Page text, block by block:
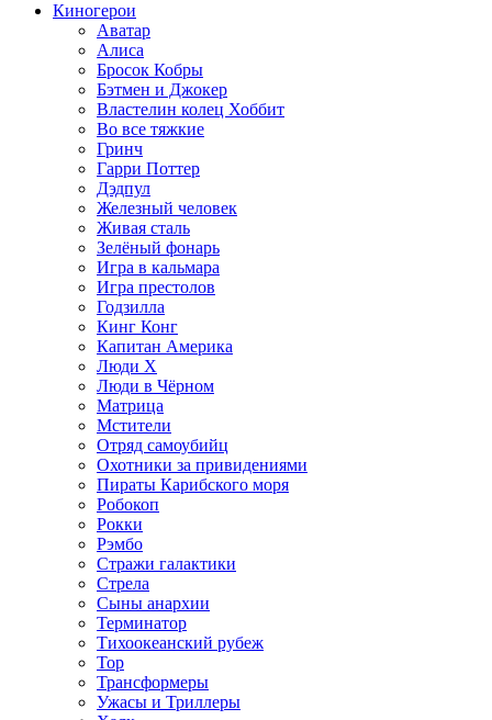
Киногерои
Аватар
Алиса
Бросок Кобры
Бэтмен и Джокер
Властелин колец Хоббит
Во все тяжкие
Гринч
Гарри Поттер
Дэдпул
Железный человек
Живая сталь
Зелёный фонарь
Игра в кальмара
Игра престолов
Годзилла
Кинг Конг
Капитан Америка
Люди X
Люди в Чёрном
Матрица
Мстители
Отряд самоубийц
Охотники за привидениями
Пираты Карибского моря
Робокоп
Рокки
Рэмбо
Стражи галактики
Стрела
Сыны анархии
Терминатор
Тихоокеанский рубеж
Тор
Трансформеры
Ужасы и Триллеры